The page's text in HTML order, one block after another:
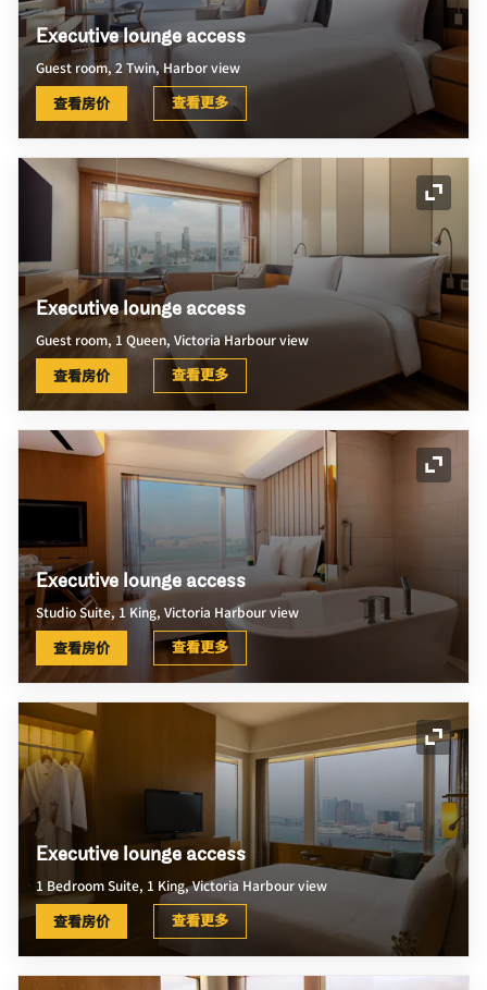
Executive lounge access
Guest room, 2 Twin, Harbor view
查看房价 查看更多
展开
Executive lounge access
Guest room, 1 Queen, Victoria Harbour view
查看房价 查看更多
展开
Executive lounge access
Studio Suite, 1 King, Victoria Harbour view
查看房价 查看更多
展开
Executive lounge access
1 Bedroom Suite, 1 King, Victoria Harbour view
查看房价 查看更多